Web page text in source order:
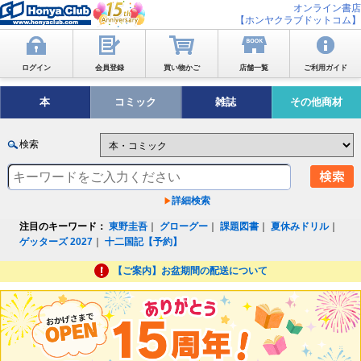
オンライン書店
【ホンヤクラブドットコム】
ログイン 会員登録 買い物かご 店舗一覧 ご利用ガイド
本 コミック 雑誌 その他商材
検索
詳細検索
注目のキーワード： 東野圭吾 グローグー ｜課題図書 ｜夏休みドリル｜
ゲッターズ 2027 ｜十二国記【予約】
【ご案内】お盆期間の配送について